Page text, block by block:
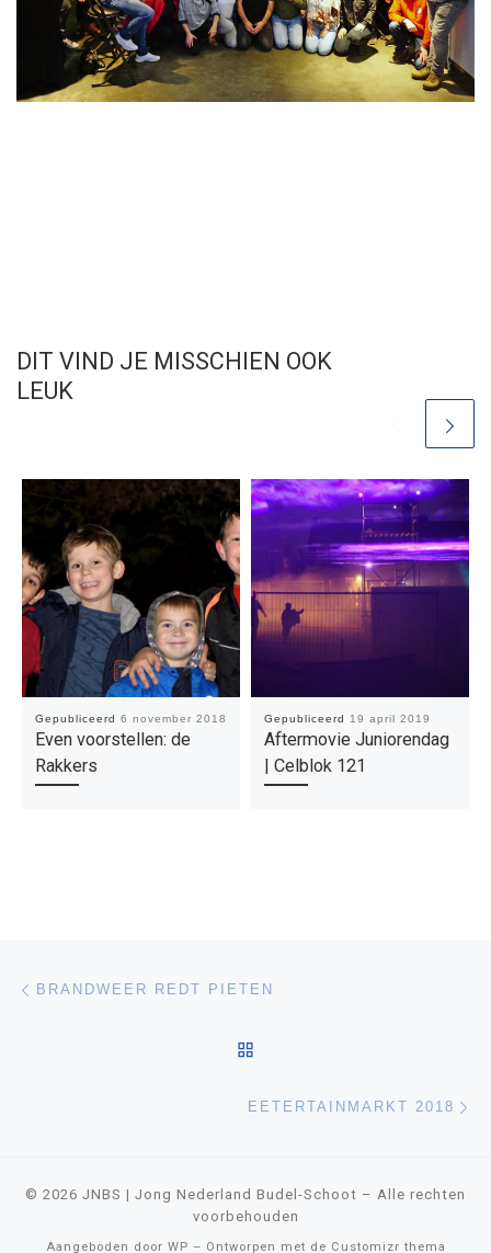
DIT VIND JE MISSCHIEN OOK
LEUK
Gepubliceerd 6 november 2018
Even voorstellen: de
Rakkers
Gepubliceerd 19 april 2019
Aftermovie Juniorendag
| Celblok 121
Bericht navigatie
BRANDWEER REDT PIETEN
EETERTAINMARKT 2018
© 2026 JNBS | Jong Nederland Budel-Schoot – Alle rechten
voorbehouden
Aangeboden door WP – Ontworpen met de Customizr thema